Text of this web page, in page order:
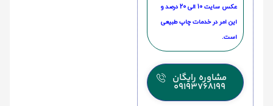
عکس سایت 10 الی 20 درصد و
این امر در خدمات چاپ طبیعی
است.
مشاوره رایگان
09193768199